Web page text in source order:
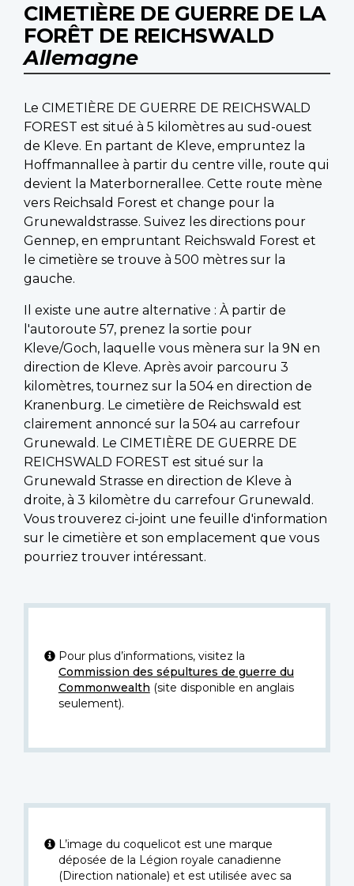
CIMETIÈRE DE GUERRE DE LA
FORÊT DE REICHSWALD
Allemagne
Le CIMETIÈRE DE GUERRE DE REICHSWALD
FOREST est situé à 5 kilomètres au sud-ouest
de Kleve. En partant de Kleve, empruntez la
Hoffmannallee à partir du centre ville, route qui
devient la Materbornerallee. Cette route mène
vers Reichsald Forest et change pour la
Grunewaldstrasse. Suivez les directions pour
Gennep, en empruntant Reichswald Forest et
le cimetière se trouve à 500 mètres sur la
gauche.
Il existe une autre alternative : À partir de
l'autoroute 57, prenez la sortie pour
Kleve/Goch, laquelle vous mènera sur la 9N en
direction de Kleve. Après avoir parcouru 3
kilomètres, tournez sur la 504 en direction de
Kranenburg. Le cimetière de Reichswald est
clairement annoncé sur la 504 au carrefour
Grunewald. Le CIMETIÈRE DE GUERRE DE
REICHSWALD FOREST est situé sur la
Grunewald Strasse en direction de Kleve à
droite, à 3 kilomètre du carrefour Grunewald.
Vous trouverez ci-joint une feuille d'information
sur le cimetière et son emplacement que vous
pourriez trouver intéressant.
Pour plus d’informations, visitez la
Commission des sépultures de guerre du
Commonwealth (site disponible en anglais
seulement).
L’image du coquelicot est une marque
déposée de la Légion royale canadienne
(Direction nationale) et est utilisée avec sa